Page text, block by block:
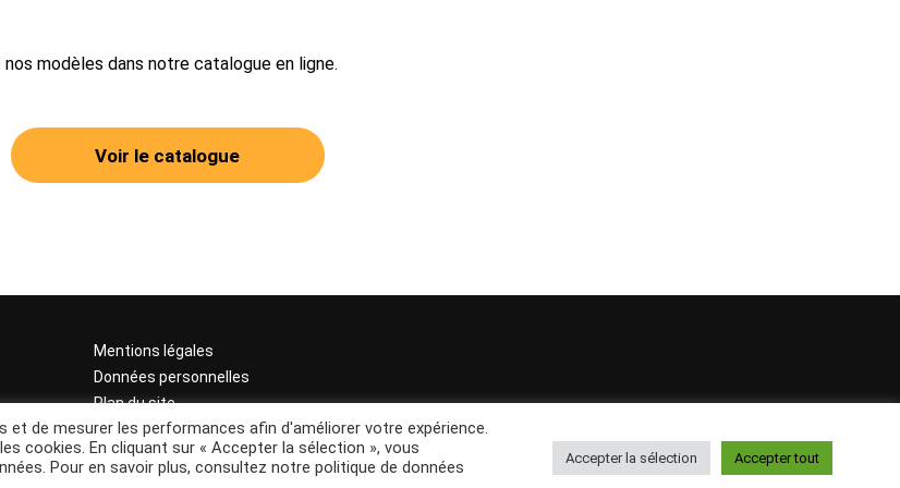
modèles dans notre catalogue en ligne.
Voir le catalogue
Mentions légales
Données personnelles
Plan du site
Site réalisé par3C Web
de mesurer les performances afin d'améliorer votre expérience.
cookies. En cliquant sur « Accepter la sélection », vous
Pour en savoir plus, consultez notre politique de données
Accepter la sélection Accepter tout